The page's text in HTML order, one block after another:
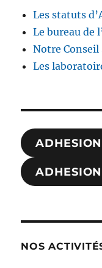
Les statuts
Le bureau de
Notre
Les
NOS